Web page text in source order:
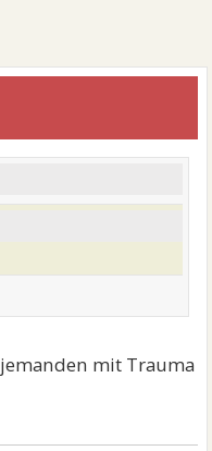
mit Trauma